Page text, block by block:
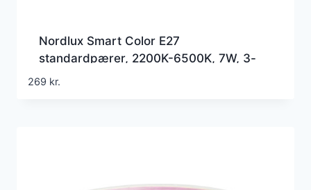
Nordlux Smart Color E27
standardpærer, 2200K-6500K, 7W, 3-
pak
269 kr.